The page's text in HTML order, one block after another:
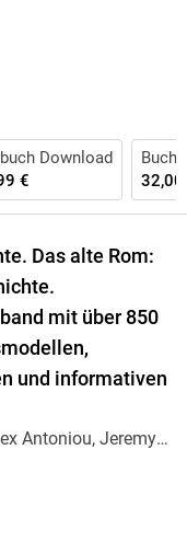
Download
€
Buch
32,00
Das alte Rom:
mit über 850
und informativen
Antoniou, Jeremy…